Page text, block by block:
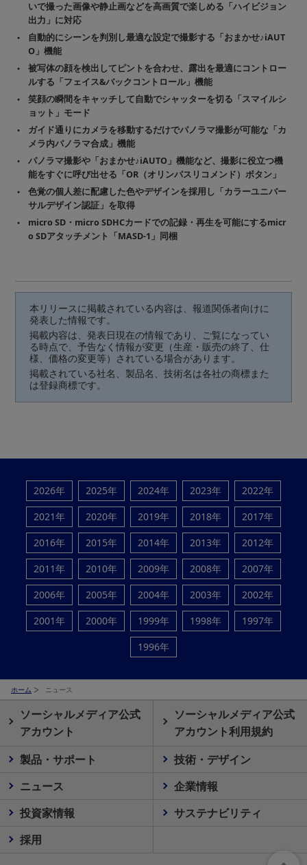
いで撮った画像や静止画などを高画質で楽しめる「ハイビジョン
出力」に対応
自動的にシーンを判別し最適な設定で撮影する「おまかせ♪iAUT
O」機能
被写体の顔を検出してピントを合わせ、露出を最適にコントロー
ルする「フェイス&バックコントロール」機能
笑顔の瞬間をキャッチして自動でシャッターを切る「スマイルシ
ョット」モード
ガイド通りにカメラを移動するだけでパノラマ撮影が可能な「カ
メラ内パノラマ合成」機能
パノラマ撮影や「おまかせ♪iAUTO」機能など、撮影に役立つ機
能をすぐに呼び出せる「OR（オリンパスリコメンド）ボタン」
色覚の個人差に配慮した色やデザインを採用し「カラーユニバー
サルデザイン認証」を取得
micro SD・micro SDHCカードでの記録・再生を可能にするmicr
o SDアタッチメント「MASD-1」同梱
本リリースに掲載されている内容は、報道関係者向けに
発表した情報です。
掲載内容は、発表日現在の情報であり、ご覧になってい
る時点で、予告なく情報が変更（生産・販売の終了、仕
様、価格の変更等）されている場合があります。
掲載されている社名、製品名、技術名は各社の商標また
は登録商標です。
2026年 2025年 2024年 2023年
2022年
2021年
2020年 2019年 2018年
2017年
2016年
2015年 2014年 2013年
2012年
2011年
2010年 2009年 2008年
2007年
2006年
2005年 2004年 2003年
2002年
2001年
2000年 1999年 1998年
1997年
1996年
ホーム ニュース
ソーシャルメディア公式
アカウント
ソーシャルメディア公式
アカウント利用規約
製品・サポート
技術・デザイン
ニュース
企業情報
投資家情報
サステナビリティ
採用